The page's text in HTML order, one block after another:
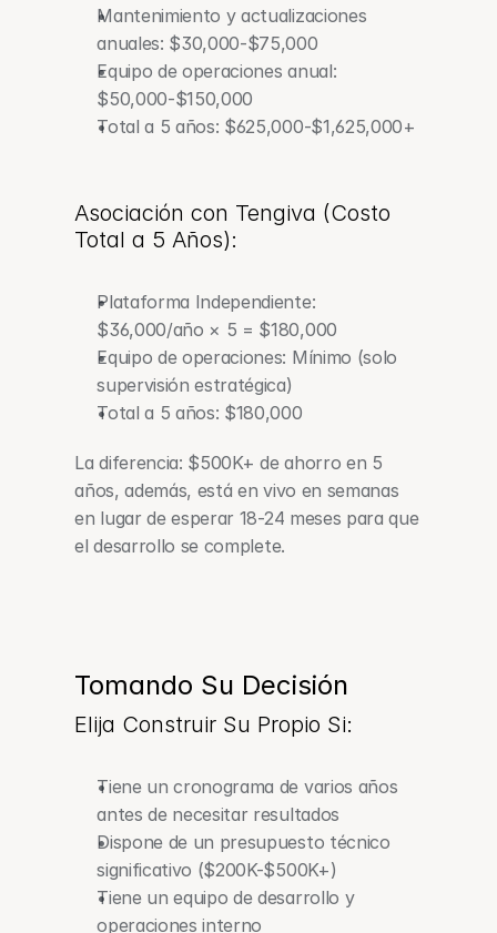
Mantenimiento y actualizaciones
anuales: $30,000-$75,000
Equipo de operaciones anual:
$50,000-$150,000
Total a 5 años: $625,000-$1,625,000+
Asociación con Tengiva (Costo
Total a 5 Años):
Plataforma Independiente:
$36,000/año × 5 = $180,000
Equipo de operaciones: Mínimo (solo
supervisión estratégica)
Total a 5 años: $180,000
La diferencia: $500K+ de ahorro en 5
años, además, está en vivo en semanas
en lugar de esperar 18-24 meses para que
el desarrollo se complete.
Tomando Su Decisión
Elija Construir Su Propio Si:
Tiene un cronograma de varios años
antes de necesitar resultados
Dispone de un presupuesto técnico
significativo ($200K-$500K+)
Tiene un equipo de desarrollo y
operaciones interno